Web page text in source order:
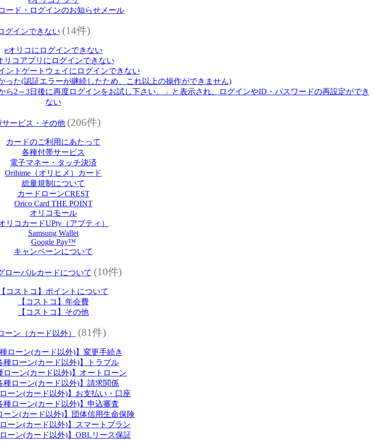
ード・ログインのお知らせメール
グインできない (14件)
eオリコにログインできない
リコアプリにログインできない
ントゲートウェイにログインできない
った(認証エラーが継続したため、これ以上の操作ができません)
2～3日後に再度ログインをお試し下さい。」と表示され、ログインやID・パスワードの再設定ができ
ない
サービス・その他 (206件)
カードのご利用にあたって
各種付帯サービス
電子マネー・タッチ決済
Orihime（オリヒメ）カード
総量規制について
カードローンCREST
Orico Card THE POINT
オリコモール
リコカードUPty（アプティ）
Samsung Wallet
Google Pay™
キャンペーンについて
ローバルカードについて (10件)
【コストコ】ポイントについて
【コストコ】年会費
【コストコ】その他
ーン（カード以外） (81件)
種ローン(カード以外)】変更手続き
種ローン(カード以外)】トラブル
ローン(カード以外)】オートローン
種ローン(カード以外)】請求関係
ローン(カード以外)】お支払い・口座
種ローン(カード以外)】申込審査
ーン(カード以外)】団体信用生命保険
ローン(カード以外)】スマートプラン
ローン(カード以外)】OBLリース保証